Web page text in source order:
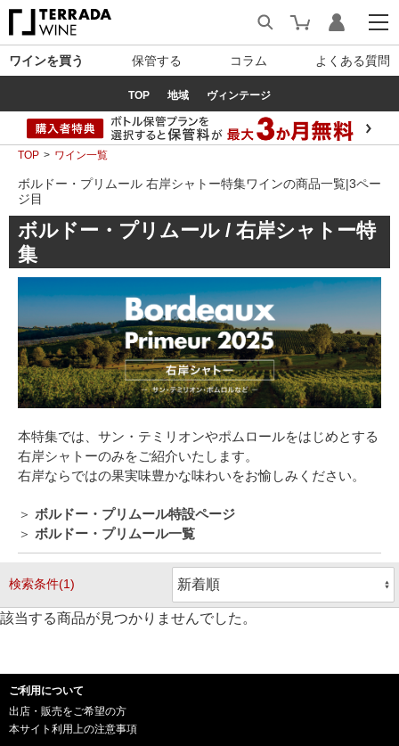
ワインを買う 保管する コラム よくある質問
TOP 地域 ヴィンテージ
TOP ワイン一覧
ボルドー・プリムール 右岸シャトー特集ワインの商品一覧|3ペー
ジ目
ボルドー・プリムール / 右岸シャトー特
集
本特集では、サン・テミリオンやポムロールをはじめとする
右岸シャトーのみをご紹介いたします。
右岸ならではの果実味豊かな味わいをお愉しみください。
＞ ボルドー・プリムール特設ページ
＞ ボルドー・プリムール一覧
検索条件(1)
該当する商品が見つかりませんでした。
ご利用について
出店・販売をご希望の方
本サイト利用上の注意事項